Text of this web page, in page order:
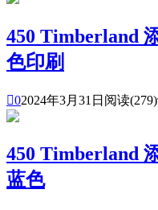
450 Timberland
色印刷
02024年3月31日 阅读(279)
450 Timberland
蓝色